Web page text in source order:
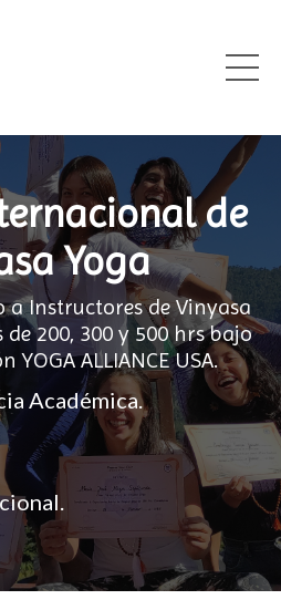
de
Yoga
Instructores de Vinyasa
200, 300 y 500 hrs bajo
YOGA ALLIANCE USA.
Académica.